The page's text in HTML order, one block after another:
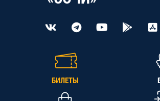
БИЛЕТЫ